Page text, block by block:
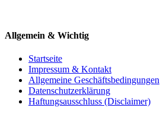
Allgemein & Wichtig
Startseite
Impressum & Kontakt
Allgemeine Geschäftsbedingungen
Datenschutzerklärung
Haftungsausschluss (Disclaimer)